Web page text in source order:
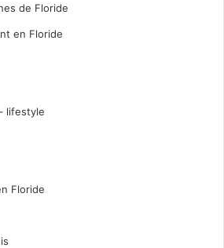
de Floride
en Floride
lifestyle
Floride